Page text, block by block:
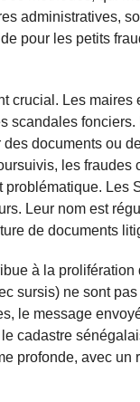
administratives,
pour les petits
crucial. Les
scandales
documents ou
les fraudes
Les
Leur nom est
de documents
à la
sursis) ne sont
le message
cadastre
profonde, avec